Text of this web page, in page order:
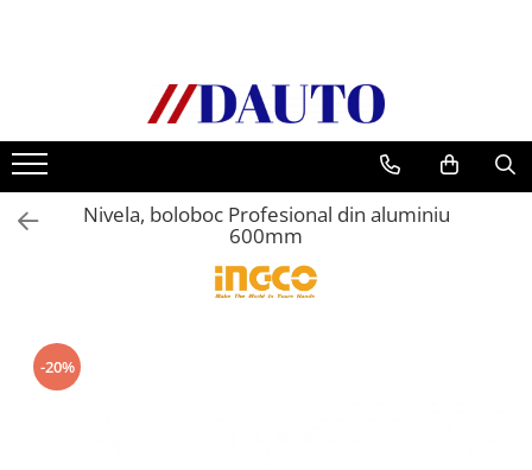
Bullbare, Suporti lumini camioane
Accesorii inox
DAF
CF Euro 6
DAF XF Euro 6
Daf XG
Nivela, boloboc Profesional din aluminiu
600mm
-20%